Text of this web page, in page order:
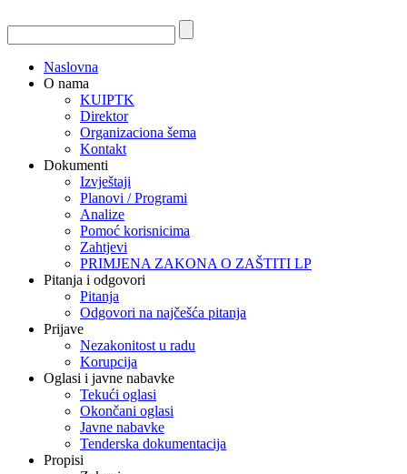
Naslovna
O nama
KUIPTK
Direktor
Organizaciona šema
Kontakt
Dokumenti
Izvještaji
Planovi / Programi
Analize
Pomoć korisnicima
Zahtjevi
PRIMJENA ZAKONA O ZAŠTITI LP
Pitanja i odgovori
Pitanja
Odgovori na najčešća pitanja
Prijave
Nezakonitost u radu
Korupcija
Oglasi i javne nabavke
Tekući oglasi
Okončani oglasi
Javne nabavke
Tenderska dokumentacija
Propisi